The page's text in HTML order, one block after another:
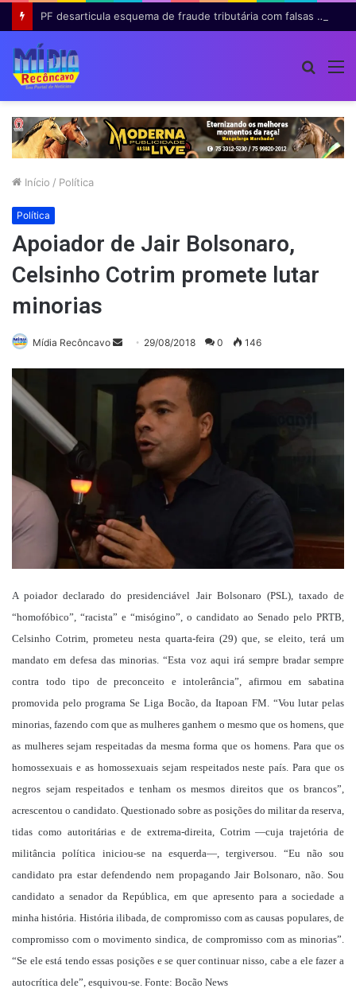
PF desarticula esquema de fraude tributária com falsas permissões de táxi na Bahia; agentes públicos são afastados
Início / Política
Política
Apoiador de Jair Bolsonaro,
Celsinho Cotrim promete lutar
minorias
Mídia Recôncavo
Mande
mail
29/08/2018 0 146
A poiador declarado do presidenciável Jair Bolsonaro (PSL), taxado de
“homofóbico”, “racista” e “misógino”, o candidato ao Senado pelo PRTB,
Celsinho Cotrim, prometeu nesta quarta-feira (29) que, se eleito, terá um
mandato em defesa das minorias. “Esta voz aqui irá sempre bradar sempre
contra todo tipo de preconceito e intolerância”, afirmou em sabatina
promovida pelo programa Se Liga Bocão, da Itapoan FM. “Vou lutar pelas
minorias, fazendo com que as mulheres ganhem o mesmo que os homens, que
as mulheres sejam respeitadas da mesma forma que os homens. Para que os
homossexuais e as homossexuais sejam respeitados neste país. Para que os
negros sejam respeitados e tenham os mesmos direitos que os brancos”,
acrescentou o candidato. Questionado sobre as posições do militar da reserva,
tidas como autoritárias e de extrema-direita, Cotrim —cuja trajetória de
militância política iniciou-se na esquerda—, tergiversou. “Eu não sou
candidato pra estar defendendo nem propagando Jair Bolsonaro, não. Sou
candidato a senador da República, em que apresento para a sociedade a
minha história. História ilibada, de compromisso com as causas populares, de
compromisso com o movimento sindica, de compromisso com as minorias”.
“Se ele está tendo essas posições e se quer continuar nisso, cabe a ele fazer a
autocrítica dele”, esquivou-se. Fonte: Bocão News